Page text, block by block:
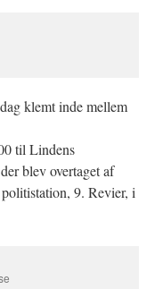
klemt inde mellem
til Lindens
blev overtaget af
9. Revier, i